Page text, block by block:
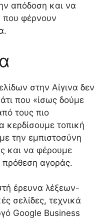
απόδοση και να
που φέρνουν
στην Αίγινα δεν
που «ίσως δούμε
τους πιο
κερδίσουμε τοπική
την εμπιστοσύνη
και να φέρουμε
πρόθεση αγοράς.
έρευνα λέξεων-
σελίδες, τεχνικά
Google Business